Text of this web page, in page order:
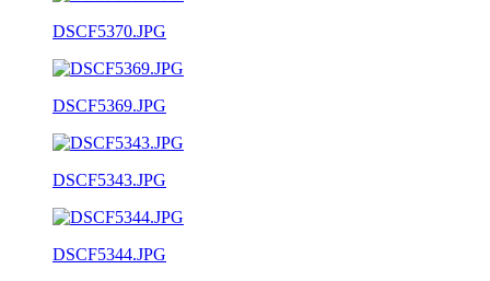
DSCF5370.JPG
DSCF5369.JPG
DSCF5343.JPG
DSCF5344.JPG